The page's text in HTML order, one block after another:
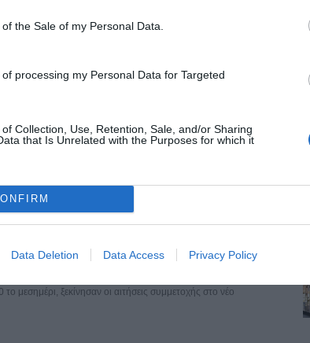
the Sale of my Personal Data.
processing my Personal Data for Targeted
Collection, Use, Retention, Sale, and/or Sharing
that Is Unrelated with the Purposes for which it
Data Deletion Data Access Privacy Policy
αρχείο του Γιάννη Κυριακίδη
το ιστορικό φωτογραφικό αρχείο του Γιάννη
για Όλους» - Ποιοι κάνουν σήμερα
ξεκίνησαν οι αιτήσεις συμμετοχής στο νέο